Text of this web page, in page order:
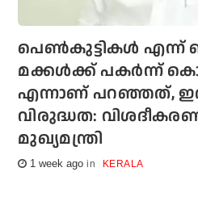
പെണ്‍കുട്ടികള്‍ എന്ന്
മക്കള്‍ക്ക് പകര്‍ന്ന്
എന്നാണ് പറഞ്ഞത്,
വിരുദ്ധത:
മുഖ്യമന്ത്രി
1 week ago KERALA